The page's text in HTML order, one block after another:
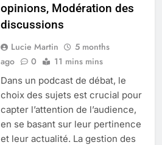
opinions, Modération des
discussions
Lucie Martin
5 months
ago
0 11 mins mins
Dans un podcast de débat, le
choix des sujets est crucial pour
capter l’attention de l’audience,
en se basant sur leur pertinence
et leur actualité. La gestion des